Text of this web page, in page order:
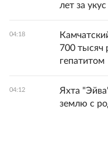
лет за
04:18
700 тысяч
гепатитом
04:12
Яхта
землю с